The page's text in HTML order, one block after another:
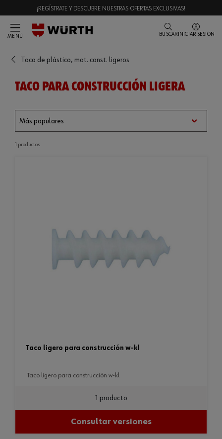
¡REGÍSTRATE Y DESCUBRE NUESTRAS OFERTAS EXCLUSIVAS!
MENÚ BUSCAR INICIAR SESIÓN
Taco de plástico, mat. const. ligeros
TACO PARA CONSTRUCCIÓN LIGERA
1 productos
taco ligero para construcción w-kl
taco ligero para construcción w-kl
1 producto
Consultar versiones